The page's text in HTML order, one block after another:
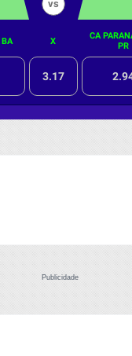
Publicidade